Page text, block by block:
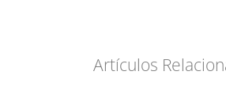
Artículos